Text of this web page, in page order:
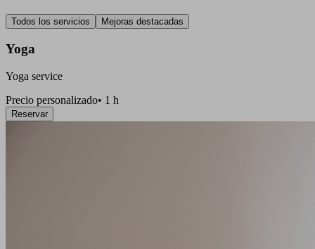
Todos los servicios Mejoras destacadas
Yoga
Yoga service
Precio personalizado• 1 h
Reservar